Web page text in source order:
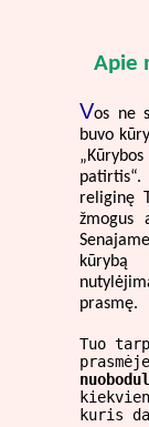
Apie
Vos ne
buvo
religinę
žmogus
kūrybą
prasmę.
Tuo
kuris